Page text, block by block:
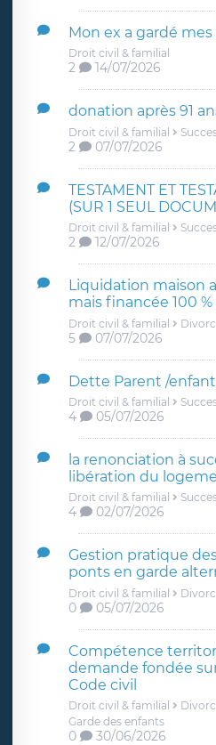
Mon ex a gardé
Droit civil & familial
2 14/07/2026
donation après 91
Droit civil & familial
2 07/07/2026
TESTAMENT ET
(SUR 1 SEUL
Droit civil & familial
2 12/07/2026
Liquidation maison
mais financée 100
Droit civil & familial
5 07/07/2026
Dette Parent /
Droit civil & familial
4 05/07/2026
la renonciation à
libération du
Droit civil & familial
4 02/07/2026
Gestion pratique
ponts en garde
Droit civil & familial
0 05/07/2026
Compétence
demande fondée
Code civil
Droit civil & familial
Garde des enfants
0 30/06/2026